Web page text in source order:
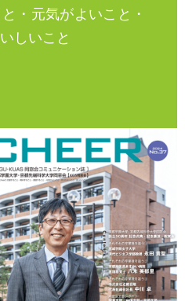
・元気がよいこと・
しいこと